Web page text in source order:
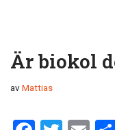
Är biokol
avMattias